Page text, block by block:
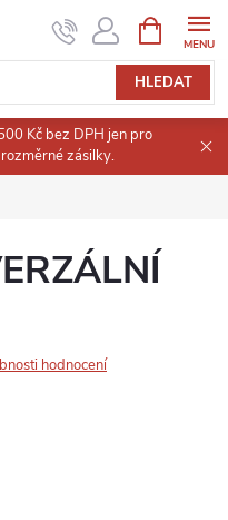
HLEDAT
NÁKUPNÍ
KOŠÍK
Kč bez DPH jen pro
zásilky.
hodnocení